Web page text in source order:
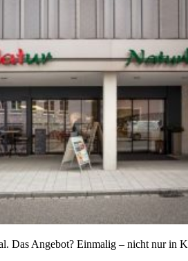
Das Angebot? Einmalig – nicht nur in